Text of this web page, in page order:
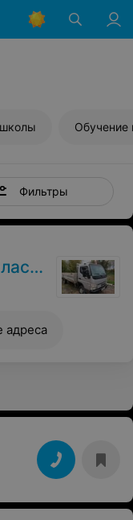
Обучение
Фильтры
адреса